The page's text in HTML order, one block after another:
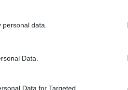
data.
Data.
Data for Targeted
demonstravo išskirtinį stilių